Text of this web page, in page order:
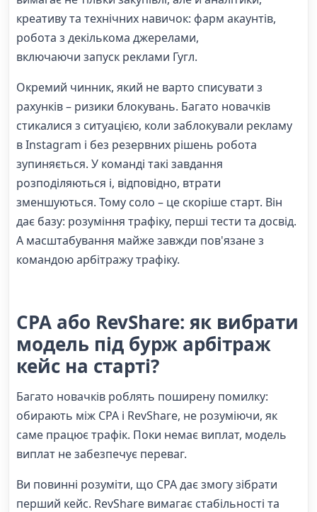
креативу та технічних навичок: фарм акаунтів,
робота з декількома джерелами,
включаючи запуск реклами Гугл.
Окремий чинник, який не варто списувати з
рахунків – ризики блокувань. Багато новачків
стикалися з ситуацією, коли заблокували рекламу
в Instagram і без резервних рішень робота
зупиняється. У команді такі завдання
розподіляються і, відповідно, втрати
зменшуються. Тому соло – це скоріше старт. Він
дає базу: розуміння трафіку, перші тести та досвід.
А масштабування майже завжди пов'язане з
командою арбітражу трафіку.
CPA або RevShare: як вибрати
модель під бурж арбітраж
кейс на старті?
Багато новачків роблять поширену помилку:
обирають між CPA і RevShare, не розуміючи, як
саме працює трафік. Поки немає виплат, модель
виплат не забезпечує переваг.
Ви повинні розуміти, що CPA дає змогу зібрати
перший кейс. RevShare вимагає стабільності та